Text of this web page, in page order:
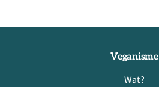
Veganisme
Wat?